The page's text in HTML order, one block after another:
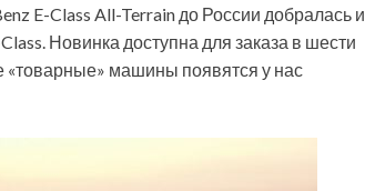
E-Class All-Terrain до России добралась и
Новинка доступна для заказа в шести
«товарные» машины появятся у нас